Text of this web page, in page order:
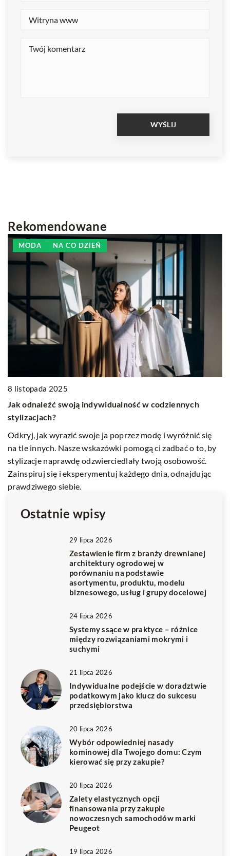
Rekomendowane
MODA NA CO DZIEŃ
8 listopada 2025
Jak odnaleźć swoją indywidualność w codziennych
stylizacjach?
Odkryj, jak wyrazić swoje ja poprzez modę i wyróżnić się
na tle innych. Nasze wskazówki pomogą ci zadbać o to, by
stylizacje naprawdę odzwierciedlały twoją osobowość.
Zainspiruj się i eksperymentuj każdego dnia, odnajdując
prawdziwego siebie.
Ostatnie wpisy
29 lipca 2026
Zestawienie firm z branży drewnianej
architektury ogrodowej w
porównaniu na podstawie
asortymentu, produktu, modelu
biznesowego, usług i grupy docelowej
24 lipca 2026
Systemy ssące w praktyce – różnice
między rozwiązaniami mokrymi i
suchymi
21 lipca 2026
Indywidualne podejście w doradztwie
podatkowym jako klucz do sukcesu
przedsiębiorstwa
20 lipca 2026
Wybór odpowiedniej nasady
kominowej dla Twojego domu: Czym
kierować się przy zakupie?
20 lipca 2026
Zalety elastycznych opcji
finansowania przy zakupie
nowoczesnych samochodów marki
Peugeot
19 lipca 2026